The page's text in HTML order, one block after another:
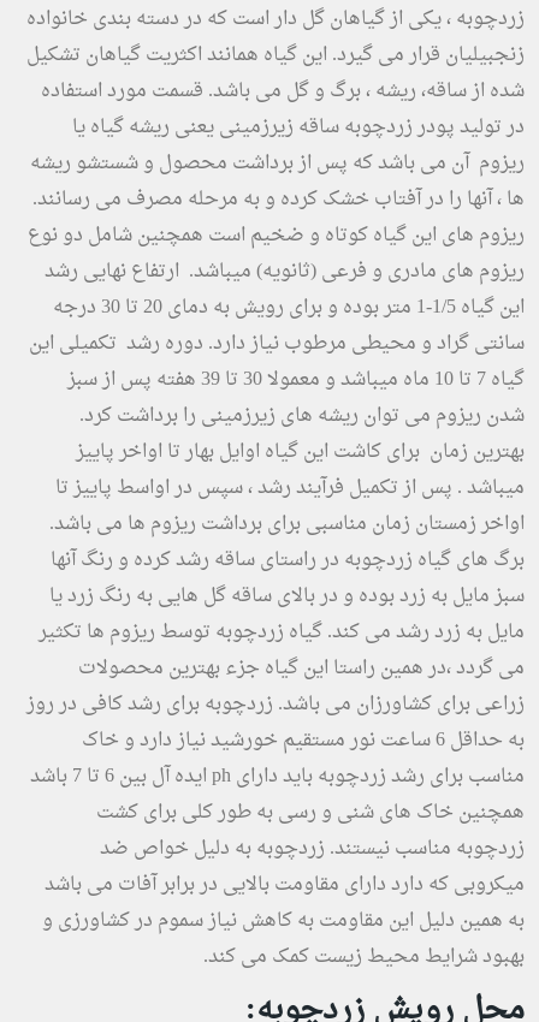
زردچوبه ، یکی از گیاهان گل دار است که در دسته بندی خانواده
زنجبیلیان قرار می گیرد. این گیاه همانند اکثریت گیاهان تشکیل
شده از ساقه، ریشه ، برگ و گل می باشد. قسمت مورد استفاده
در تولید پودر زردچوبه ساقه زیرزمینی یعنی ریشه گیاه یا
ریزوم آن می باشد که پس از برداشت محصول و شستشو ریشه
ها ، آنها را در آفتاب خشک کرده و به مرحله مصرف می رسانند.
ریزوم های این گیاه کوتاه و ضخیم است همچنین شامل دو نوع
ریزوم های مادری و فرعی (ثانویه) میباشد. ارتفاع نهایی رشد
این گیاه 1/5-1 متر بوده و برای رویش به دمای 20 تا 30 درجه
سانتی گراد و محیطی مرطوب نیاز دارد. دوره رشد تکمیلی این
گیاه 7 تا 10 ماه میباشد و معمولا 30 تا 39 هفته پس از سبز
شدن ریزوم می توان ریشه های زیرزمینی را برداشت کرد.
بهترین زمان برای کاشت این گیاه اوایل بهار تا اواخر پاییز
میباشد . پس از تکمیل فرآیند رشد ، سپس در اواسط پاییز تا
اواخر زمستان زمان مناسبی برای برداشت ریزوم ها می باشد.
برگ های گیاه زردچوبه در راستای ساقه رشد کرده و رنگ آنها
سبز مایل به زرد بوده و در بالای ساقه گل هایی به رنگ زرد یا
مایل به زرد رشد می کند. گیاه زردچوبه توسط ریزوم ها تکثیر
می گردد ،در همین راستا این گیاه جزء بهترین محصولات
زراعی برای کشاورزان می باشد. زردچوبه برای رشد کافی در روز
به حداقل 6 ساعت نور مستقیم خورشید نیاز دارد و خاک
مناسب برای رشد زردچوبه باید دارای ph ایده آل بین 6 تا 7 باشد
همچنین خاک های شنی و رسی به طور کلی برای کشت
زردچوبه مناسب نیستند. زردچوبه به دلیل خواص ضد
میکروبی که دارد دارای مقاومت بالایی در برابر آفات می باشد
به همین دلیل این مقاومت به کاهش نیاز سموم در کشاورزی و
بهبود شرایط محیط زیست کمک می کند.